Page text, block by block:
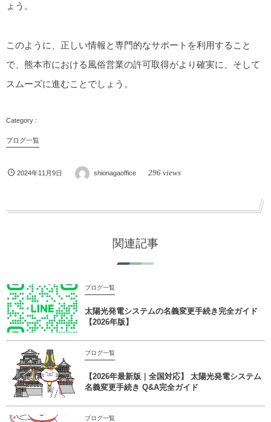
ょう。
このように、正しい情報と専門的なサポートを利用すること
で、熊本市における風俗営業の許可取得がより確実に、そして
スムーズに進むことでしょう。
ブログ一覧
2024年11月9日 shionagaoffice 296 views
関連記事
ブログ一覧
太陽光発電システムの名義変更手続き完全ガイド
【2026年版】
ブログ一覧
【2026年最新版｜全国対応】 太陽光発電システム
名義変更手続き Q&A完全ガイド
ブログ一覧